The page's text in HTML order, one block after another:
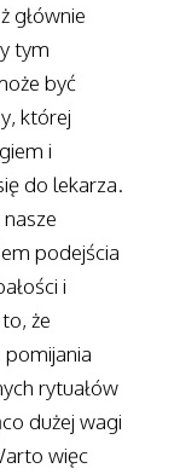
głównie
tym
być
której
i
do lekarza.
podejścia
i
że
pomijania
rytuałów
dużej wagi
więc